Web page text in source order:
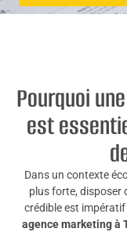
Pourquoi
est
Dans un contexte
plus forte, disposer
crédible est
agence marketing à